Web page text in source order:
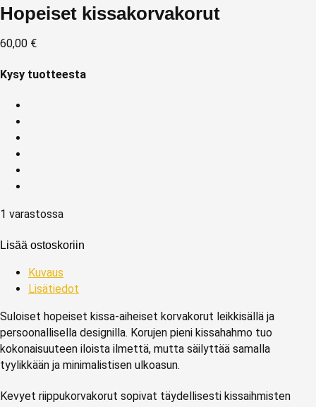
Hopeiset kissakorvakorut
60,00 €
Kysy tuotteesta
1 varastossa
Lisää ostoskoriin
Kuvaus
Lisätiedot
Suloiset hopeiset kissa-aiheiset korvakorut leikkisällä ja
persoonallisella designilla. Korujen pieni kissahahmo tuo
kokonaisuuteen iloista ilmettä, mutta säilyttää samalla
tyylikkään ja minimalistisen ulkoasun.
Kevyet riippukorvakorut sopivat täydellisesti kissaihmisten